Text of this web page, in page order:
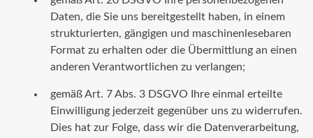
Daten, die Sie uns bereitgestellt haben, in einem
strukturierten, gängigen und maschinenlesebaren
Format zu erhalten oder die Übermittlung an einen
anderen Verantwortlichen zu verlangen;
gemäß Art. 7 Abs. 3 DSGVO Ihre einmal erteilte
Einwilligung jederzeit gegenüber uns zu widerrufen.
Dies hat zur Folge, dass wir die Datenverarbeitung,